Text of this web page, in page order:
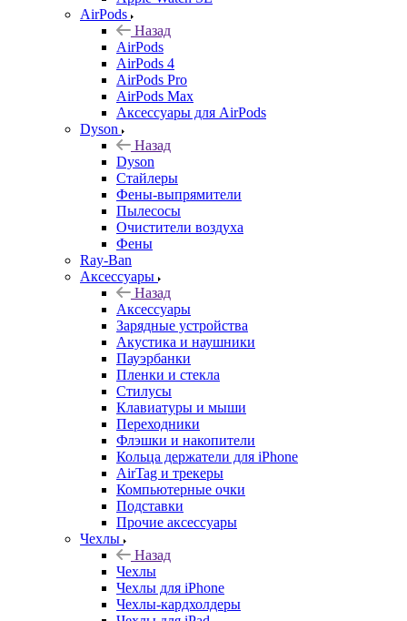
AirPods
Назад
AirPods
AirPods 4
AirPods Pro
AirPods Max
Аксессуары для AirPods
Dyson
Назад
Dyson
Стайлеры
Фены-выпрямители
Пылесосы
Очистители воздуха
Фены
Ray-Ban
Аксессуары
Назад
Аксессуары
Зарядные устройства
Акустика и наушники
Пауэрбанки
Пленки и стекла
Стилусы
Клавиатуры и мыши
Переходники
Флэшки и накопители
Кольца держатели для iPhone
AirTag и трекеры
Компьютерные очки
Подставки
Прочие аксессуары
Чехлы
Назад
Чехлы
Чехлы для iPhone
Чехлы-кардхолдеры